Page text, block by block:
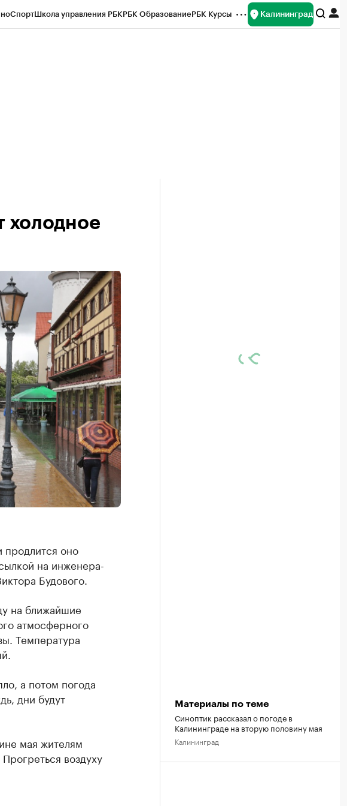
СпортШкола управления РБКРБК ОбразованиеРБК Курсы Калининград
холодное
продлится оно
на инженера-
Будового.
на ближайшие
атмосферного
Температура
а потом погода
дни будут
мая жителям
воздуху
Материалы по теме
Синоптик рассказал о погоде в
Калининграде на вторую половину мая
Калининград